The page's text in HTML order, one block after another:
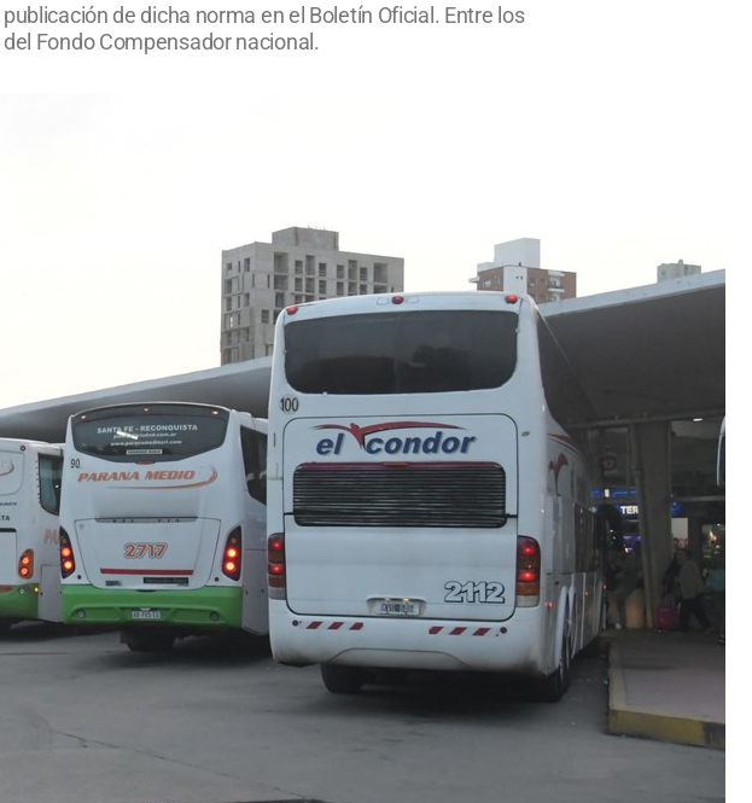
de dicha norma en el Boletín Oficial. Entre los
Fondo Compensador nacional.